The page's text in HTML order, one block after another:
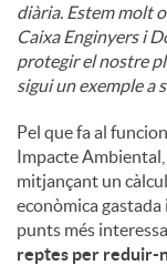
diària. Estem molt
Caixa Enginyers i
protegir el nostre
sigui un exemple a
Pel que fa al
Impacte
mitjançant un
econòmica gastada
punts més
reptes per reduir-